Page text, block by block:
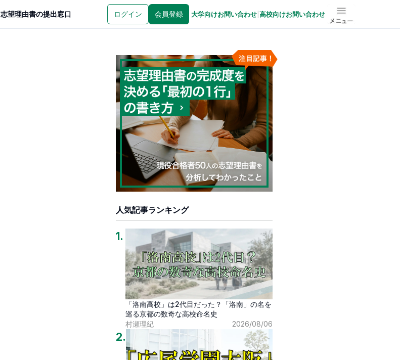
志望理由書の提出窓口 ログイン 会員登録 大学向けお問い合わせ 高校向けお問い合わせ メニュー
人気記事ランキング
1.
「洛南高校」は2代目だった？「洛南」の名を
巡る京都の数奇な高校命名史
村瀬理紀
2026/08/06
2.